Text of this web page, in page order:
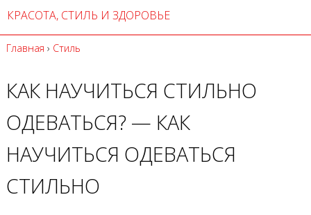
КРАСОТА, СТИЛЬ И ЗДОРОВЬЕ
Главная › Стиль
КАК НАУЧИТЬСЯ СТИЛЬНО
ОДЕВАТЬСЯ? — КАК
НАУЧИТЬСЯ ОДЕВАТЬСЯ
СТИЛЬНО